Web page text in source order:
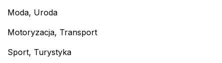
Moda, Uroda
Motoryzacja, Transport
Sport, Turystyka